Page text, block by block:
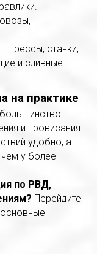
— прессы, станки,
и сливные
на практике
и провисания.
удобно, а
у более
по РВД,
Перейдите